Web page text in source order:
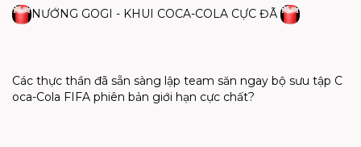
NƯỚNG GOGI - KHUI COCA-COLA CỰC ĐÃ
Các thực thần đã sẵn sàng lập team săn ngay bộ sưu tập C
oca-Cola FIFA phiên bản giới hạn cực chất?